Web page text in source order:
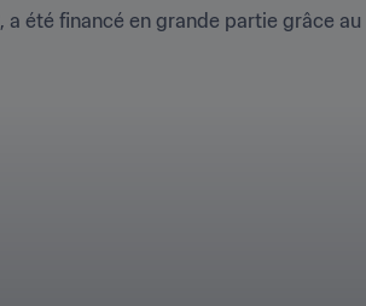
été financé en grande partie grâce au